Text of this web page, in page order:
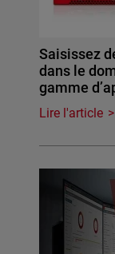
Saisissez
dans le
gamme
Lire l'article